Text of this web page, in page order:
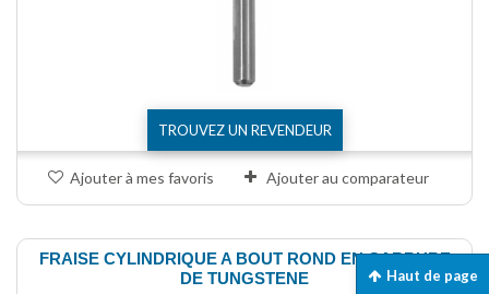
TROUVEZ UN REVENDEUR
Ajouter à mes favoris Ajouter au comparateur
FRAISE CYLINDRIQUE A BOUT ROND EN CARBURE
DE TUNGSTENE
Haut de page